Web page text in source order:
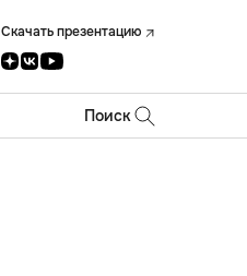
Скачать презентацию
Поиск